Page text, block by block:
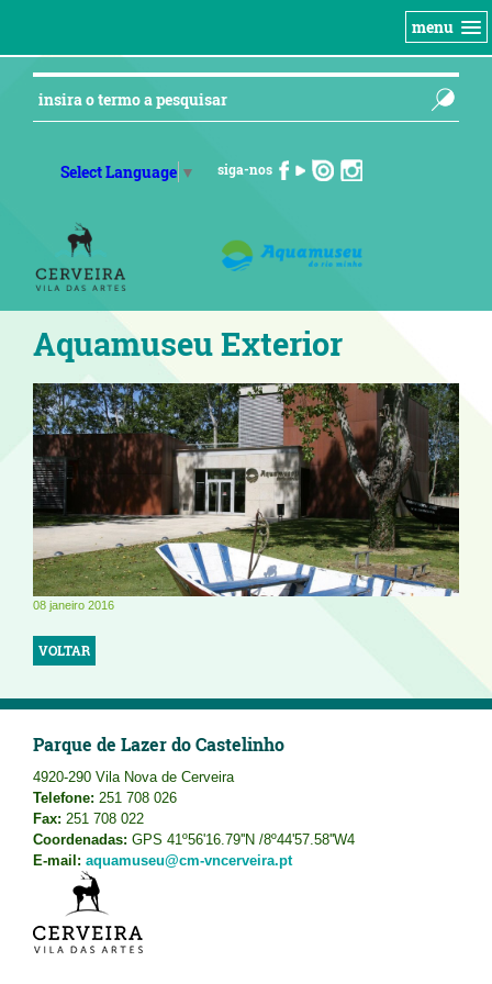
menu
Select Language ▼ siga-nos
Aquamuseu Exterior
08 janeiro 2016
VOLTAR
Parque de Lazer do Castelinho
4920-290 Vila Nova de Cerveira
Telefone: 251 708 026
Fax: 251 708 022
Coordenadas: GPS 41º56'16.79''N /8º44'57.58''W4
E-mail: aquamuseu@cm-vncerveira.pt